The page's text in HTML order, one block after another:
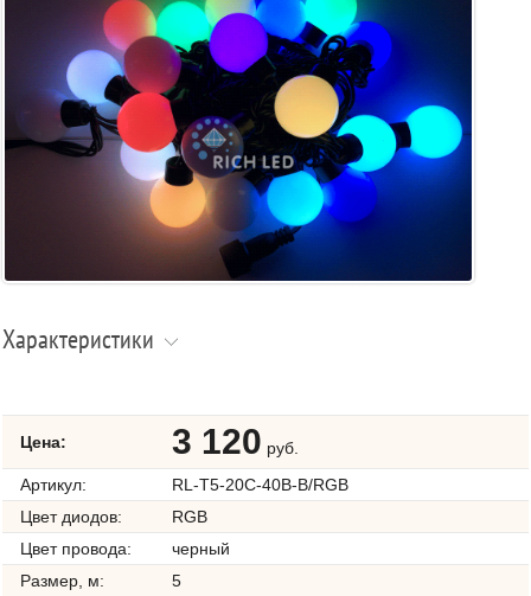
Характеристики
Цена: 3 120 руб.
Артикул:
RL-T5-20C-40B-B/RGB
Цвет диодов:
RGB
Цвет провода:
черный
Размер, м:
5